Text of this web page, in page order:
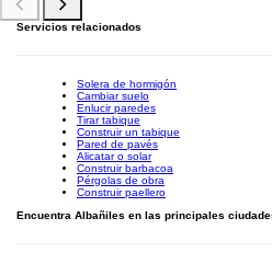
Servicios relacionados
Solera de hormigón
Cambiar suelo
Enlucir paredes
Tirar tabique
Construir un tabique
Pared de pavés
Alicatar o solar
Construir barbacoa
Pérgolas de obra
Construir paellero
Encuentra Albañiles en las principales